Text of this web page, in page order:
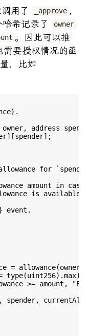
用了 _approve ，
哈希记录了 owner
。因此可以推
需要授权情况的函
，比如
address
for
amount in case
is available.
event.
= allowance(owner,
type(uint256).max) {
>= amount,
spender,